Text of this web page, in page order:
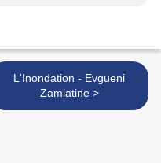
L'Inondation - Evgueni
Zamiatine >